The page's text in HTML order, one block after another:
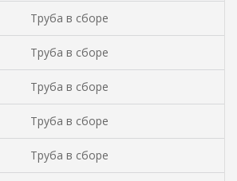
Труба в сборе
Труба в сборе
Труба в сборе
Труба в сборе
Труба в сборе